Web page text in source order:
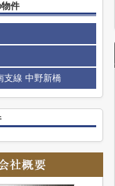
件
支線 中野新橋